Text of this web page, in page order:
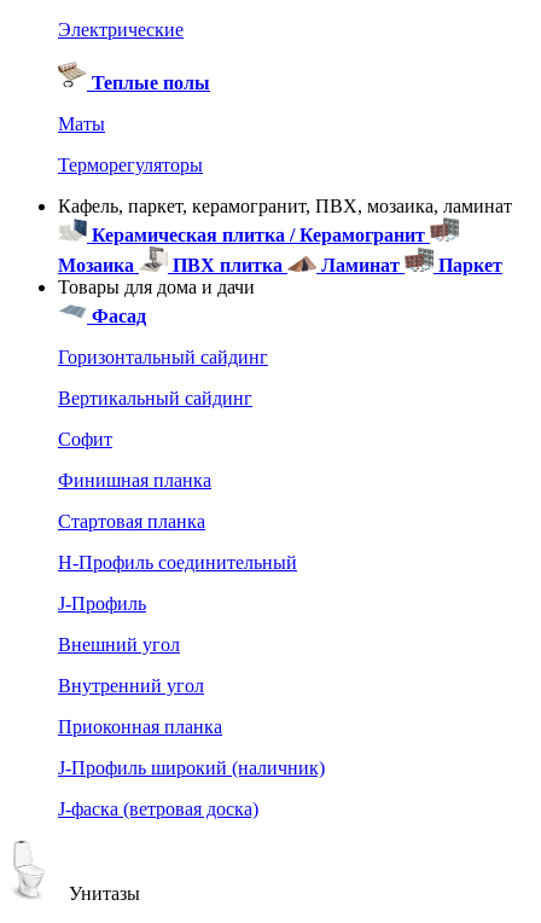
Электрические
Теплые полы
Маты
Терморегуляторы
Кафель, паркет, керамогранит, ПВХ, мозаика, ламинат
Керамическая плитка / Керамогранит
Мозаика
ПВХ плитка Ламинат
Паркет
Товары для дома и дачи
Фасад
Горизонтальный сайдинг
Вертикальный сайдинг
Софит
Финишная планка
Стартовая планка
Н-Профиль соединительный
J-Профиль
Внешний угол
Внутренний угол
Приоконная планка
J-Профиль широкий (наличник)
J-фаска (ветровая доска)
Унитазы